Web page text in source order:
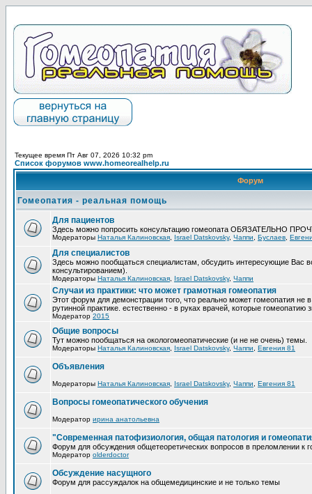
Текущее время Пт Авг 07, 2026 10:32 pm
Список форумов www.homeorealhelp.ru
Форум
Гомеопатия - реальная помощь
Для пациентов
Здесь можно попросить консультацию гомеопата ОБЯЗАТЕЛЬНО
Модераторы Наталья Калиновская Israel Datskovsky, Чаппи Буслаев
Для специалистов
Здесь можно пообщаться специалистам, обсудить интересующие Вас
консультированием).
Модераторы Наталья Калиновская Israel Datskovsky, Чаппи
Случаи из практики: что может грамотная гомеопатия
Этот форум для демонстрации того, что реально может гомеопатия не
рутинной практике. естественно - в руках врачей, которые гомеопатию
Модератор 2015
Общие вопросы
Тут можно пообщаться на окологомеопатические (и не не очень) темы.
Модераторы Наталья Калиновская Israel Datskovsky, Чаппи Евгения 81
Объявления
Модераторы Наталья Калиновская Israel Datskovsky, Чаппи Евгения 81
Вопросы гомеопатического обучения
Модератор ирина анатольевна
"Современная патофизиология, общая патология и
Форум для обсуждения общетеоретических вопросов в преломлении к
Модератор olderdoctor
Обсуждение насущного
Форум для рассуждалок на общемедицинские и не только темы